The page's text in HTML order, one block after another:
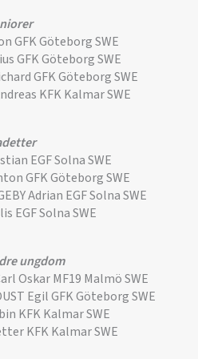
GFK Göteborg SWE
GFK Göteborg SWE
GFK Göteborg SWE
KFK Kalmar SWE
EGF Solna SWE
GFK Göteborg SWE
Adrian EGF Solna SWE
EGF Solna SWE
ungdom
Oskar MF19 Malmö SWE
Egil GFK Göteborg SWE
KFK Kalmar SWE
KFK Kalmar SWE